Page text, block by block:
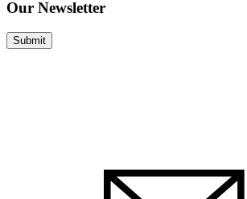
Our Newsletter